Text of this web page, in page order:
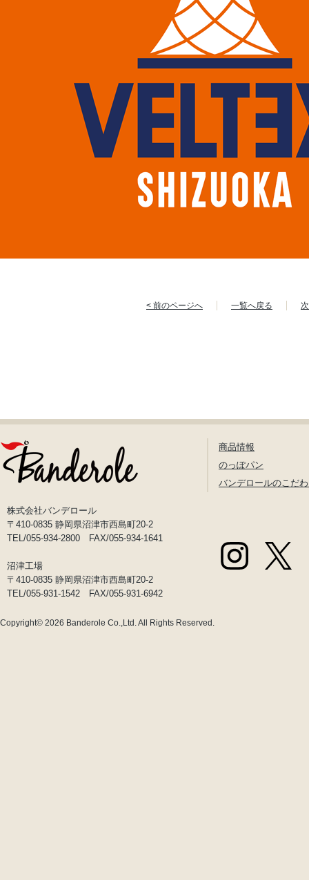
< 前のページへ 一覧へ戻る
株式会社バンデロール
〒410-0835 静岡県沼津市西島町20-2
TEL/055-934-2800 FAX/055-934-1641
沼津工場
〒410-0835 静岡県沼津市西島町20-2
TEL/055-931-1542 FAX/055-931-6942
商品情報
のっぽパン
バンデロールのこだ
Copyright© 2026 Banderole Co.,Ltd.All Rights Reserved.